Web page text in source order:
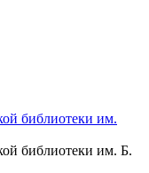
библиотеки им.
библиотеки им. Б.